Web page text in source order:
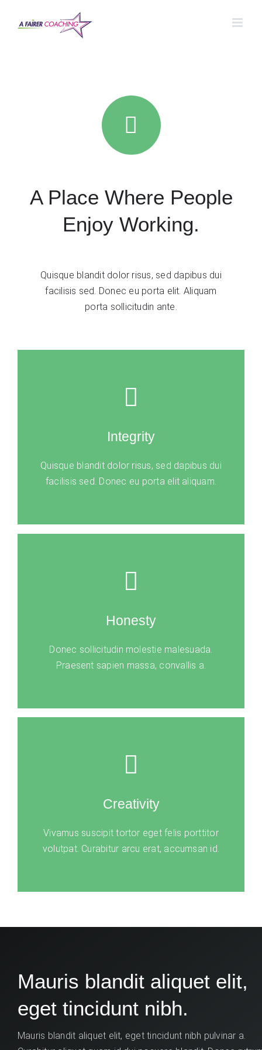
A Place Where People
Enjoy Working.
Quisque blandit dolor risus, sed dapibus dui
facilisis sed. Donec eu porta elit. Aliquam
porta sollicitudin ante.
Integrity
Quisque blandit dolor risus, sed dapibus dui
facilisis sed. Donec eu porta elit aliquam.
Honesty
Donec sollicitudin molestie malesuada.
Praesent sapien massa, convallis a.
Creativity
Vivamus suscipit tortor eget felis porttitor
volutpat. Curabitur arcu erat, accumsan id.
Mauris blandit aliquet elit,
eget tincidunt nibh.
Mauris blandit aliquet elit, eget tincidunt nibh pulvinar a.